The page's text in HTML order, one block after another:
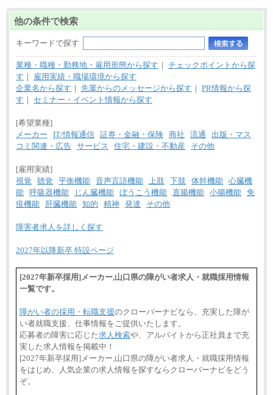
他の条件で検索
キーワードで探す
業種・職種・勤務地・雇用形態から探す ｜ チェックポイントから探
す ｜
雇用実績・職場環境から探す
企業名から探す ｜ 先輩からのメッセージから探す ｜ PR情報から探
す ｜ セミナー・イベント情報から探す
[希望業種]
メーカー
IT/情報通信 証券・金融・保険 商社 流通
出版・マス
コミ関連・広告 サービス 住宅・建設・不動産 その他
[雇用実績]
視覚
聴覚 平衡機能 音声言語機能 上肢 下肢 体幹機能 心臓機
能 呼吸器機能 じん臓機能 ぼうこう機能 直腸機能 小腸機能 免
疫機能
肝臓機能 知的 精神 発達 その他
障害者求人を詳しく探す
2027年以降新卒 特設ページ
[2027年新卒採用]メーカー,山口県の障がい者求人・就職採用情報
一覧です。
障がい者の採用・転職支援のクローバーナビなら、充実した障が
い者就職支援、仕事情報をご提供いたします。
応募者の障害に応じた求人検索や、アルバイトから正社員まで充
実した求人情報を掲載中！
[2027年新卒採用]メーカー,山口県の障がい者求人・就職採用情報
をはじめ、人気企業の求人情報を探すならクローバーナビをどう
ぞ。